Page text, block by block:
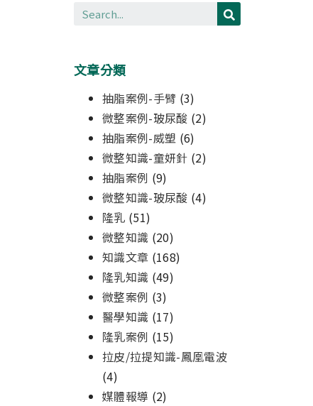
文章分類
抽脂案例-手臂 (3)
微整案例-玻尿酸 (2)
抽脂案例-威塑 (6)
微整知識-童妍針 (2)
抽脂案例 (9)
微整知識-玻尿酸 (4)
隆乳 (51)
微整知識 (20)
知識文章 (168)
隆乳知識 (49)
微整案例 (3)
醫學知識 (17)
隆乳案例 (15)
拉皮/拉提知識-鳳凰電波
(4)
媒體報導 (2)